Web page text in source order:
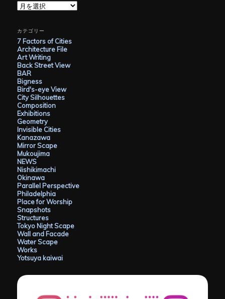
ア
ー
イ
ブ
カテゴリー
7 Factors of Cities
Architecture File
Art Writing
Back Street View
BAR
Bigness
Bird's-eye View
City Silhouettes
Composition
Exhibitions
Geometry
Invisible Cities
Kanazawa
Mirror Scape
Mukoujima
NEWS
Nishikimachi
Okinawa
Parallel Perspective
Philadelphia
Place for Worship
Snapshots
Structures
Tokyo Night Scape
Wall and Facade
Water Scape
Works
Yotsuya kaiwai